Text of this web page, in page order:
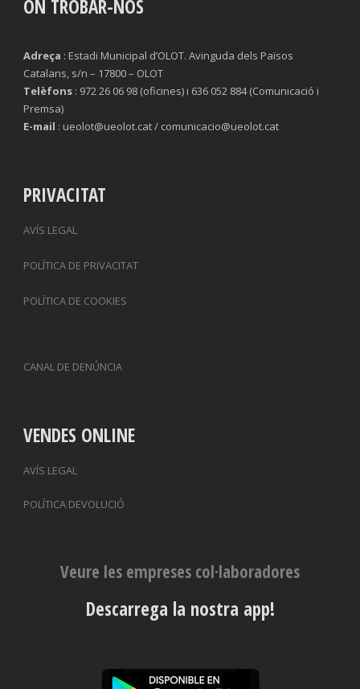
ON TROBAR-NOS
Adreça : Estadi Municipal d’OLOT. Avinguda dels Països
Catalans, s/n – 17800 – OLOT
Telèfons : 972 26 06 98 (oficines) i 636 052 884 (Comunicació i
Premsa)
E-mail : ueolot@ueolot.cat / comunicacio@ueolot.cat
PRIVACITAT
AVÍS LEGAL
POLÍTICA DE PRIVACITAT
POLÍTICA DE COOKIES
CANAL DE DENÚNCIA
VENDES ONLINE
AVÍS LEGAL
POLÍTICA DEVOLUCIÓ
Veure les empreses col·laboradores
Descarrega la nostra app!